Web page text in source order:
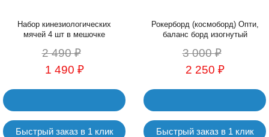
Набор кинезиологических
мячей 4 шт в мешочке
2 490 ₽
1 490 ₽
Быстрый заказ в 1 клик
Рокерборд (космоборд) Опти,
баланс борд изогнутый
3 000 ₽
2 250 ₽
Быстрый заказ в 1 клик